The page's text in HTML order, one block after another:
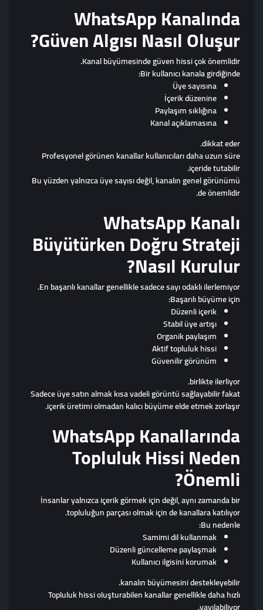
WhatsApp Kanalında
Güven Algısı Nasıl Oluşur?
Kanal büyümesinde güven hissi çok önemlidir.
Bir kullanıcı kanala girdiğinde:
Üye sayısına
İçerik düzenine
Paylaşım sıklığına
Kanal açıklamasına
dikkat eder.
Profesyonel görünen kanallar kullanıcıları daha uzun süre
içeride tutabilir.
Bu yüzden yalnızca üye sayısı değil, kanalın genel görünümü
de önemlidir.
WhatsApp Kanalı
Büyütürken Doğru Strateji
Nasıl Kurulur?
En başarılı kanallar genellikle sadece sayı odaklı ilerlemiyor.
Başarılı büyüme için:
Düzenli içerik
Stabil üye artışı
Organik paylaşım
Aktif topluluk hissi
Güvenilir görünüm
birlikte ilerliyor.
Sadece üye satın almak kısa vadeli görüntü sağlayabilir fakat
içerik üretimi olmadan kalıcı büyüme elde etmek zorlaşır.
WhatsApp Kanallarında
Topluluk Hissi Neden
Önemli?
İnsanlar yalnızca içerik görmek için değil, aynı zamanda bir
topluluğun parçası olmak için de kanallara katılıyor.
Bu nedenle:
Samimi dil kullanmak
Düzenli güncelleme paylaşmak
Kullanıcı ilgisini korumak
kanalın büyümesini destekleyebilir.
Topluluk hissi oluşturabilen kanallar genellikle daha hızlı
yayılabiliyor.